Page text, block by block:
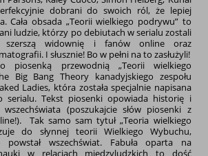
dobrani do swoich ról, że lepiej
Cała obsada „Teorii wielkiego podrywu” to
ludzie, którzy po debiutach w serialu zostali
szerszą widownię i fanów online oraz
I słusznie! Bo w pełni na to zasłużyli!
piosenką przewodnią „Teorii wielkiego
Big Bang Theory kanadyjskiego zespołu
Ladies, która została specjalnie napisana
serialu. Tekst piosenki opowiada historię i
(poszukajcie słów piosenki z
Tak samo sam tytuł „Teoria wielkiego
do słynnej teorii Wielkiego Wybuchu,
powstał wszechświat. Fabuła oparta na
w relacjach międzyludzkich to dość